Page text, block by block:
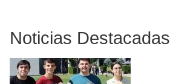
Noticias Destacadas